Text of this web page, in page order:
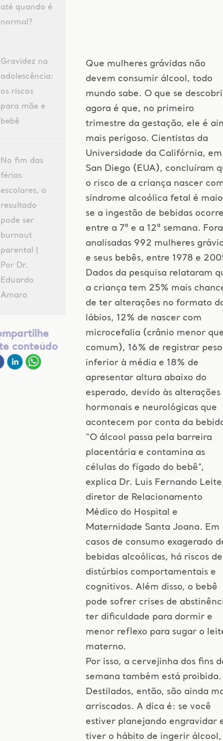
até quando é
normal?
Gravidez na
adolescência:
os riscos
para mãe e
bebê
No fim das
férias
escolares, o
resultado
pode ser
burnout
parental |
Por Dr.
Eduardo
Amaro
conteúdo
Que mulheres grávidas não
devem consumir álcool, todo
mundo sabe. O que se
agora é que, no primeiro
trimestre da gestação, ele é
mais perigoso. Cientistas da
Universidade da Califórnia, em
San Diego (EUA), concluíram
o risco de a criança nascer
síndrome alcoólica fetal é
se a ingestão de bebidas
entre a 7ª e a 12ª semana.
analisadas 992 mulheres
e seus bebês, entre 1978 e
Dados da pesquisa relataram
a criança tem 25% mais
de ter alterações no formato
lábios, 12% de nascer com
microcefalia (crânio menor
comum), 16% de registrar peso
inferior à média e 18% de
apresentar altura abaixo do
esperado, devido às alterações
hormonais e neurológicas que
acontecem por conta da
“O álcool passa pela barreira
placentária e contamina as
células do fígado do bebê”,
explica Dr. Luis Fernando
diretor de Relacionamento
Médico do Hospital e
Maternidade Santa Joana. Em
casos de consumo exagerado
bebidas alcoólicas, há riscos de
distúrbios comportamentais e
cognitivos. Além disso, o bebê
pode sofrer crises de
ter dificuldade para dormir e
menor reflexo para sugar o
materno.
Por isso, a cervejinha dos fins
semana também está proibida.
Destilados, então, são ainda
arriscados. A dica é: se você
estiver planejando engravidar
tiver o hábito de ingerir álcool,